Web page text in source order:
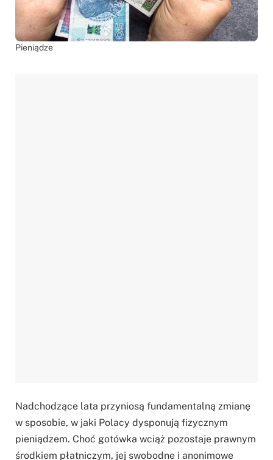
Pieniądze
Nadchodzące lata przyniosą fundamentalną zmianę
w sposobie, w jaki Polacy dysponują fizycznym
pieniądzem. Choć gotówka wciąż pozostaje prawnym
środkiem płatniczym, jej swobodne i anonimowe